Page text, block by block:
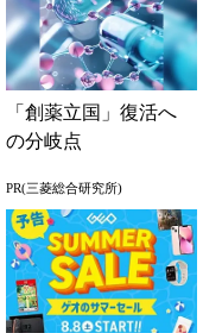
「創薬立国」復活へ
の分岐点
PR(三菱総合研究所)